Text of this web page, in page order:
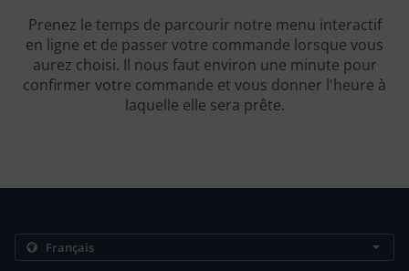
Prenez le temps de parcourir notre menu interactif
en ligne et de passer votre commande lorsque vous
aurez choisi. Il nous faut environ une minute pour
confirmer votre commande et vous donner l'heure à
laquelle elle sera prête.